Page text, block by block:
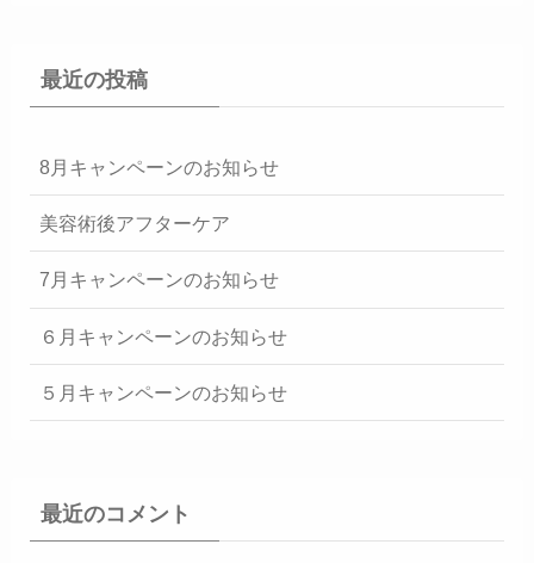
最近の投稿
8月キャンペーンのお知らせ
美容術後アフターケア
7月キャンペーンのお知らせ
６月キャンペーンのお知らせ
５月キャンペーンのお知らせ
最近のコメント